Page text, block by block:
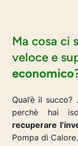
Ma cosa ci
veloce e
economico
Qual’è il
perchè hai
recuperare
Pompa di Calore.